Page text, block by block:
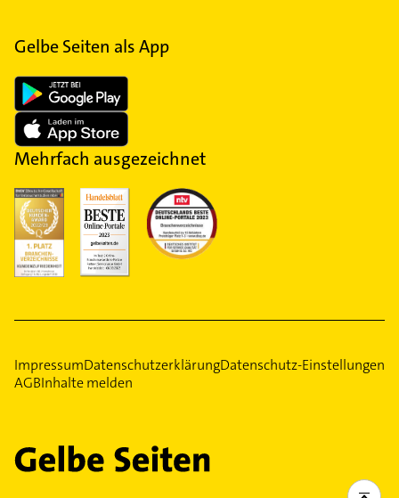
Gelbe Seiten als App
Mehrfach ausgezeichnet
ImpressumDatenschutzerklärungDatenschutz-Einstellungen
AGBInhalte melden